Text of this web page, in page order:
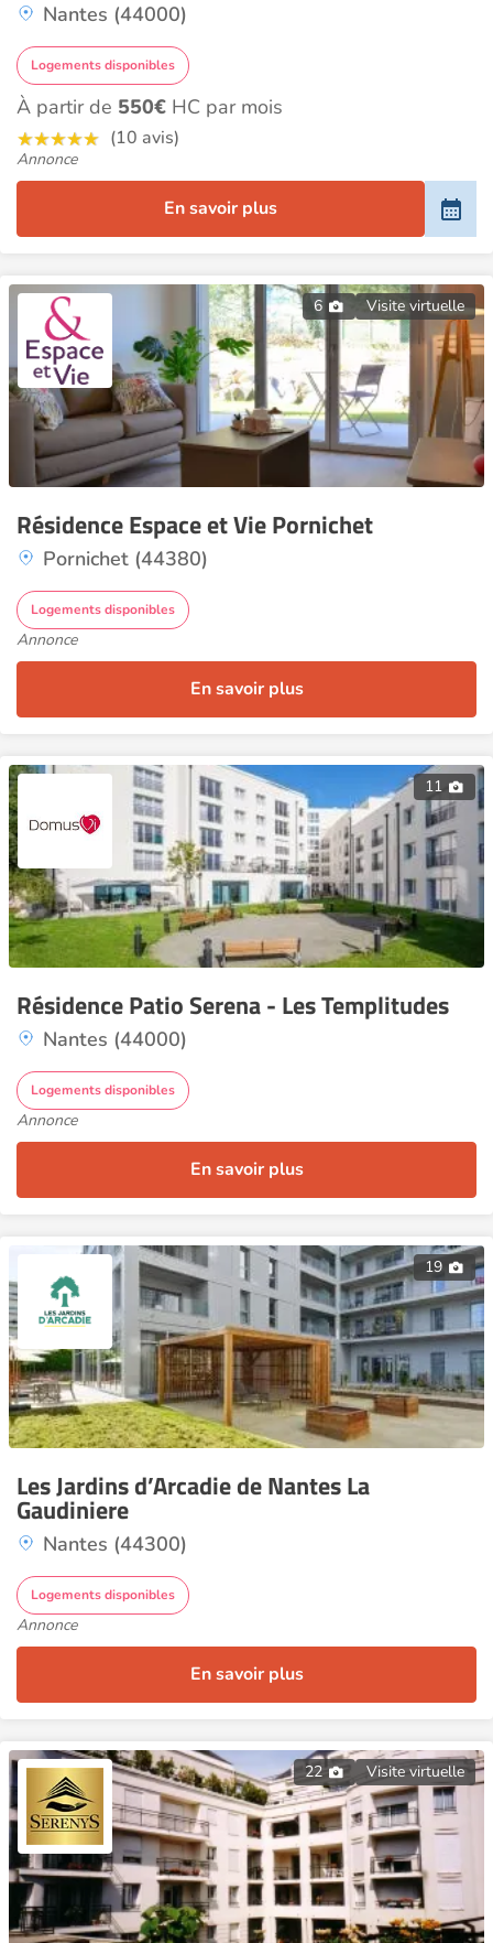
Nantes (44000)
Logements disponibles
À partir de 550€ HC par mois
(10 avis)
Annonce
En savoir plus
6 Visite virtuelle
Résidence Espace et Vie Pornichet
Pornichet (44380)
Logements disponibles
Annonce
En savoir plus
11
Résidence Patio Serena - Les Templitudes
Nantes (44000)
Logements disponibles
Annonce
En savoir plus
19
Les Jardins d’Arcadie de Nantes La
Gaudiniere
Nantes (44300)
Logements disponibles
Annonce
En savoir plus
22 Visite virtuelle